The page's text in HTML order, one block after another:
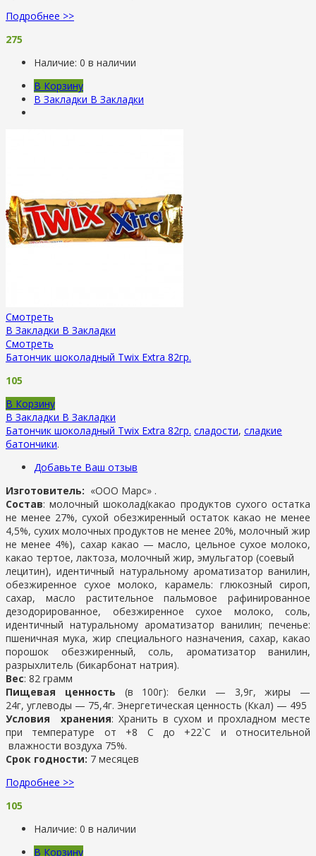
Подробнее >>
275
Наличие: 0 в наличии
В Корзину
В Закладки В Закладки
Смотреть
В Закладки В Закладки
Смотреть
Батончик шоколадный Twix Extra 82гр.
105
В Корзину
В Закладки В Закладки
Батончик шоколадный Twix Extra 82гр. сладости, сладкие
батончики.
Добавьте Ваш отзыв
Изготовитель: «ООО Марс» .
Состав: молочный шоколад(какао продуктов сухого остатка
не менее 27%, сухой обезжиренный остаток какао не менее
4,5%, сухих молочных продуктов не менее 20%, молочный жир
не менее 4%), сахар какао — масло, цельное сухое молоко,
какао тертое, лактоза, молочный жир, эмульгатор (соевый
лецитин), идентичный натуральному ароматизатор ванилин,
обезжиренное сухое молоко, карамель: глюкозный сироп,
сахар, масло растительное пальмовое рафинированное
дезодорированное, обезжиренное сухое молоко, соль,
идентичный натуральному ароматизатор ванилин; печенье:
пшеничная мука, жир специального назначения, сахар, какао
порошок обезжиренный, соль, ароматизатор ванилин,
разрыхлитель (бикарбонат натрия).
Вес: 82 грамм
Пищевая ценность (в 100г): белки — 3,9г, жиры —
24г, углеводы — 75,4г. Энергетическая ценность (Ккал) — 495
Условия хранения: Хранить в сухом и прохладном месте
при температуре от +8 С до +22`С и относительной
влажности воздуха 75%.
Срок годности: 7 месяцев
Подробнее >>
105
Наличие: 0 в наличии
В Корзину